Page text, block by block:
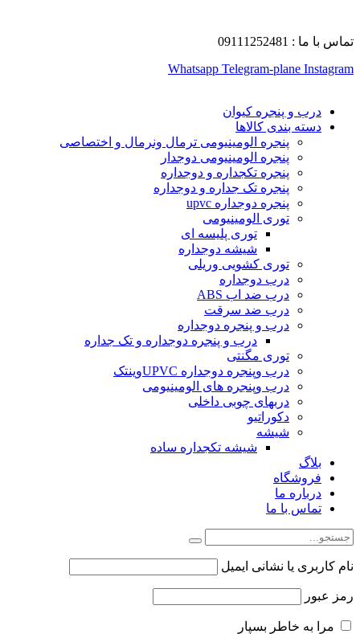
تماس با ما : 09111252481
Whatsapp Telegram-plane Instagram
درب و پنجره کیوان
دسته بندی کالاها
پنجره الومینیومی ترمال ونرمال و اختصاصی
پنجره الومینیومی دوجدار
پنجره تکجداره و دوجداره
پنجره تک جداره و دوجداره
پنجره دوجداره upvc
توری الومینیومی
توری پلیسه ای
شیشه دوجداره
توری کشویی وریلی
درب دوجداره
درب ضد اب ABS
درب ضد سرقت
درب و پنجره دوجداره
درب و پنجره دوجداره و تک جداره
توری مگنتی
درب وپنجره دوجداره UPVCوینتک
درب وپنجره های الومینیومی
دربهای چوبی داخلی
دکوراتیو
شیشه
شیشه تکجداره ساده
بلاگ
فروشگاه
درباره ما
تماس با ما
نام کاربری یا نشانی ایمیل
رمز عبور
مرا به خاطر بسپار